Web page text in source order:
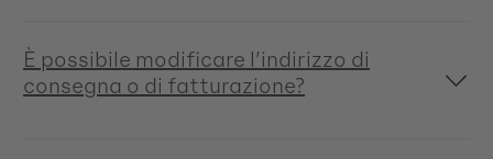
È possibile modificare l’indirizzo di
consegna o di fatturazione?